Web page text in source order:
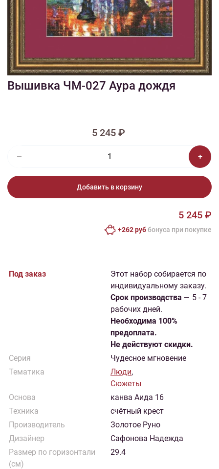
1/2
Изображения и цвет представленного товара могут незначительно
отличаться от оригинала продукции, взависимости от разрешения и
настроек вашего монитора, а также условий освещения при съемке
Вышивка ЧМ-027 Аура дождя
5 245 ₽
Добавить в корзину
5 245 ₽
+262 руббонусa при покупке
Под заказ
Этот набор собирается по
индивидуальному заказу.
Cрок производства — 5 - 7
рабочих дней.
Необходима 100%
предоплата.
Не действуют скидки.
Серия
Чудесное мгновение
Тематика
Люди,
Сюжеты
Основа
канва Аида 16
Техника
счётный крест
Производитель
Золотое Руно
Дизайнер
Сафонова Надежда
Размер по горизонтали
(см)
29.4